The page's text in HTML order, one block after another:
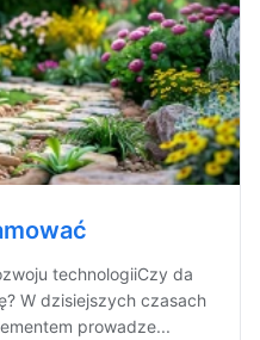
technologiiCzy da
W dzisiejszych czasach
prowadze...